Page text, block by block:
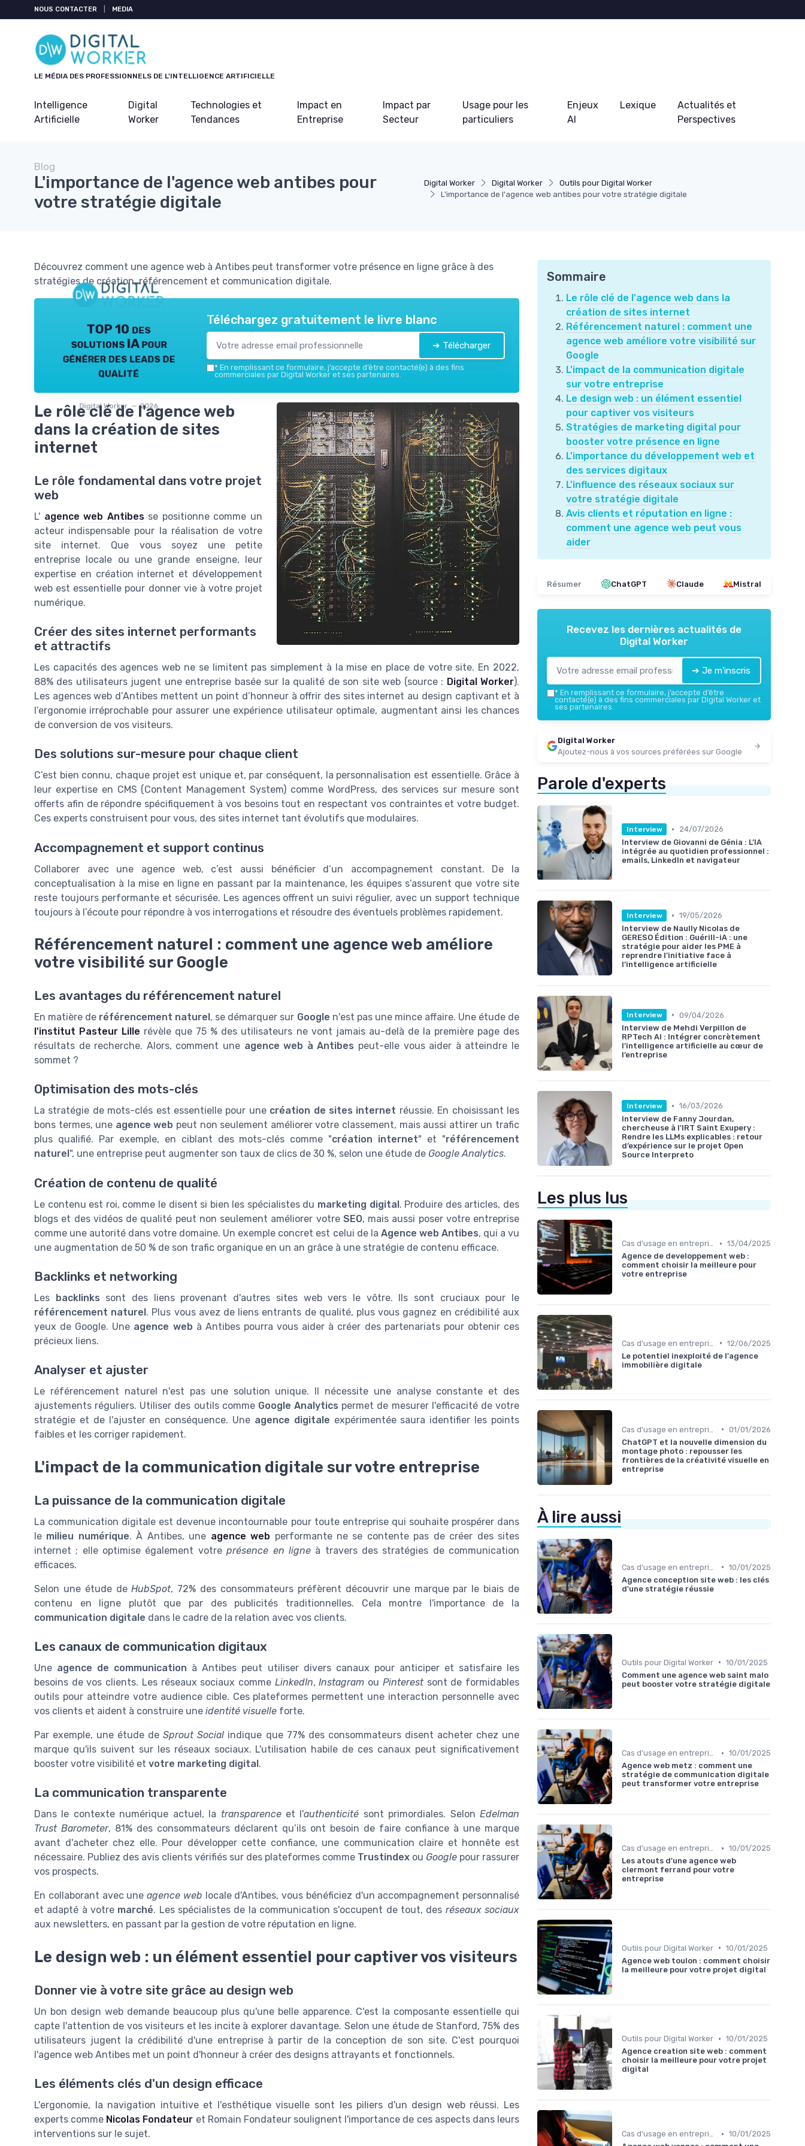
NOUS CONTACTER MEDIA
LE MÉDIA DES PROFESSIONNELS DE L'INTELLIGENCE ARTIFICIELLE
Intelligence
Artificielle
Digital
Worker
Technologies et
Tendances
Impact en
Entreprise
Impact par
Secteur
Usage pour les
particuliers
Enjeux
AI
Lexique
Actualités et
Perspectives
Digital Worker Digital Worker
Outils pour Digital Worker
L'importance de l'agence web antibes pour votre stratégie digitale
Blog
L'importance de l'agence web antibes pour
votre stratégie digitale
Découvrez comment une agence web à Antibes peut transformer votre présence en ligne grâce à des
stratégies de création, référencement et communication digitale.
TOP 10 des
solutions IA pour
générer des leads de
qualité
Digital Worker — 2026
Téléchargez gratuitement le livre blanc
➔ Télécharger
* En remplissant ce formulaire, j’accepte d’être contacté(e) à des fins
commerciales par Digital Worker et ses partenaires.
Le rôle clé de l'agence web
dans la création de sites
internet
Le rôle fondamental dans votre projet
web
L' agence web Antibesse positionne comme un
acteur indispensable pour la réalisation de votre
site internet. Que vous soyez une petite
entreprise locale ou une grande enseigne, leur
expertise en création internet et développement
web est essentielle pour donner vie à votre projet
numérique.
Créer des sites internet performants
et attractifs
Les capacités des agences web ne se limitent pas simplement à la mise en place de votre site. En 2022,
88% des utilisateurs jugent une entreprise basée sur la qualité de son site web (source : Digital Worker).
Les agences web d’Antibes mettent un point d’honneur à offrir des sites internet au design captivant et à
l’ergonomie irréprochable pour assurer une expérience utilisateur optimale, augmentant ainsi les chances
de conversion de vos visiteurs.
Des solutions sur-mesure pour chaque client
C’est bien connu, chaque projet est unique et, par conséquent, la personnalisation est essentielle. Grâce à
leur expertise en CMS (Content Management System) comme WordPress, des services sur mesure sont
offerts afin de répondre spécifiquement à vos besoins tout en respectant vos contraintes et votre budget.
Ces experts construisent pour vous, des sites internet tant évolutifs que modulaires.
Accompagnement et support continus
Collaborer avec une agence web, c’est aussi bénéficier d’un accompagnement constant. De la
conceptualisation à la mise en ligne en passant par la maintenance, les équipes s’assurent que votre site
reste toujours performante et sécurisée. Les agences offrent un suivi régulier, avec un support technique
toujours à l’écoute pour répondre à vos interrogations et résoudre des éventuels problèmes rapidement.
Référencement naturel : comment une agence web améliore
votre visibilité sur Google
Les avantages du référencement naturel
En matière de référencement naturel, se démarquer sur Google n'est pas une mince affaire. Une étude de
l'institut Pasteur Lille révèle que 75 % des utilisateurs ne vont jamais au-delà de la première page des
résultats de recherche. Alors, comment une agence web à Antibes peut-elle vous aider à atteindre le
sommet ?
Optimisation des mots-clés
La stratégie de mots-clés est essentielle pour une création de sites internet réussie. En choisissant les
bons termes, une agence web peut non seulement améliorer votre classement, mais aussi attirer un trafic
plus qualifié. Par exemple, en ciblant des mots-clés comme "création internet" et "référencement
naturel ", une entreprise peut augmenter son taux de clics de 30 %, selon une étude de Google Analytics.
Création de contenu de qualité
Le contenu est roi, comme le disent si bien les spécialistes du marketing digital. Produire des articles, des
blogs et des vidéos de qualité peut non seulement améliorer votre SEO, mais aussi poser votre entreprise
comme une autorité dans votre domaine. Un exemple concret est celui de la Agence web Antibes, qui a vu
une augmentation de 50 % de son trafic organique en un an grâce à une stratégie de contenu efficace.
Backlinks et networking
Les backlinks sont des liens provenant d'autres sites web vers le vôtre. Ils sont cruciaux pour le
référencement naturel. Plus vous avez de liens entrants de qualité, plus vous gagnez en crédibilité aux
yeux de Google. Une agence web à Antibes pourra vous aider à créer des partenariats pour obtenir ces
précieux liens.
Analyser et ajuster
Le référencement naturel n'est pas une solution unique. Il nécessite une analyse constante et des
ajustements réguliers. Utiliser des outils comme Google Analytics permet de mesurer l'efficacité de votre
stratégie et de l'ajuster en conséquence. Une agence digitale expérimentée saura identifier les points
faibles et les corriger rapidement.
L'impact de la communication digitale sur votre entreprise
La puissance de la communication digitale
La communication digitale est devenue incontournable pour toute entreprise qui souhaite prospérer dans
le milieu numérique. À Antibes, une agence web performante ne se contente pas de créer des sites
internet ; elle optimise également votreprésence en ligneà travers des stratégies de communication
efficaces.
Selon une étude deHubSpot, 72% des consommateurs préfèrent découvrir une marque par le biais de
contenu en ligne plutôt que par des publicités traditionnelles. Cela montre l'importance de la
communication digitale dans le cadre de la relation avec vos clients.
Les canaux de communication digitaux
Une agence de communication à Antibes peut utiliser divers canaux pour anticiper et satisfaire les
besoins de vos clients. Les réseaux sociaux comme LinkedIn,Instagram ou Pinterestsont de formidables
outils pour atteindre votre audience cible. Ces plateformes permettent une interaction personnelle avec
vos clients et aident à construire une identité visuelle forte.
Par exemple, une étude deSprout Social indique que 77% des consommateurs disent acheter chez une
marque qu'ils suivent sur les réseaux sociaux. L'utilisation habile de ces canaux peut significativement
booster votre visibilité et votre marketing digital.
La communication transparente
Dans le contexte numérique actuel, la transparenceet l'authenticité sont primordiales. SelonEdelman
Trust Barometer, 81% des consommateurs déclarent qu’ils ont besoin de faire confiance à une marque
avant d'acheter chez elle. Pour développer cette confiance, une communication claire et honnête est
nécessaire. Publiez des avis clients vérifiés sur des plateformes comme Trustindex ou Google pour rassurer
vos prospects.
En collaborant avec une agence web locale d'Antibes, vous bénéficiez d'un accompagnement personnalisé
et adapté à votre marché. Les spécialistes de la communication s'occupent de tout, des réseaux sociaux
aux newsletters, en passant par la gestion de votre réputation en ligne.
Le design web : un élément essentiel pour captiver vos visiteurs
Donner vie à votre site grâce au design web
Un bon design web demande beaucoup plus qu'une belle apparence. C'est la composante essentielle qui
capte l'attention de vos visiteurs et les incite à explorer davantage. Selon une étude de Stanford, 75% des
utilisateurs jugent la crédibilité d'une entreprise à partir de la conception de son site. C'est pourquoi
l'agence web Antibes met un point d'honneur à créer des designs attrayants et fonctionnels.
Les éléments clés d'un design efficace
L'ergonomie, la navigation intuitive et l'esthétique visuelle sont les piliers d'un design web réussi. Les
experts comme Nicolas Fondateur et Romain Fondateur soulignent l'importance de ces aspects dans leurs
interventions sur le sujet.
Sommaire
Le rôle clé de l'agence web dans la
création de sites internet
Référencement naturel : comment une
agence web améliore votre visibilité sur
Google
L'impact de la communication digitale
sur votre entreprise
Le design web : un élément essentiel
pour captiver vos visiteurs
Stratégies de marketing digital pour
booster votre présence en ligne
L'importance du développement web et
des services digitaux
L'influence des réseaux sociaux sur
votre stratégie digitale
Avis clients et réputation en ligne :
comment une agence web peut vous
aider
Résumer ChatGPT Claude Mistral
Recevez les dernières actualités de
Digital Worker
➔ Je m'inscris
* En remplissant ce formulaire, j’accepte d’être
contacté(e) à des fins commerciales par Digital Worker et
ses partenaires.
Digital Worker
Ajoutez-nous à vos sources préférées sur Google
Parole d'experts
Interview •
24/07/2026
Interview de Giovanni de Génia : L’IA
intégrée au quotidien professionnel :
emails, LinkedIn et navigateur
Interview • 19/05/2026
Interview de Naully Nicolas de
GERESO Édition : Guérill-iA : une
stratégie pour aider les PME à
reprendre l’initiative face à
l’intelligence artificielle
Interview • 09/04/2026
Interview de Mehdi Verpillon de
RPTech AI : Intégrer concrètement
l’intelligence artificielle au cœur de
l’entreprise
Interview • 16/03/2026
Interview de Fanny Jourdan,
chercheuse à l'IRT Saint Exupery :
Rendre les LLMs explicables : retour
d’expérience sur le projet Open
Source Interpreto
Les plus lus
Cas d'usage en entreprise • 13/04/2025
Agence de developpement web :
comment choisir la meilleure pour
votre entreprise
• 12/06/2025
Le potentiel inexploité de l'agence
immobilière digitale
• 01/01/2026
ChatGPT et la nouvelle dimension du
montage photo : repousser les
frontières de la créativité visuelle en
entreprise
À lire aussi
• 10/01/2025
Agence conception site web : les clés
d'une stratégie réussie
Outils pour Digital Worker • 10/01/2025
Comment une agence web saint malo
peut booster votre stratégie digitale
Cas d'usage en entreprise • 10/01/2025
Agence web metz : comment une
stratégie de communication digitale
peut transformer votre entreprise
Cas d'usage en entreprise • 10/01/2025
Les atouts d'une agence web
clermont ferrand pour votre
entreprise
Outils pour Digital Worker • 10/01/2025
Agence web toulon : comment choisir
la meilleure pour votre projet digital
Outils pour Digital Worker • 10/01/2025
Agence creation site web : comment
choisir la meilleure pour votre projet
digital
Cas d'usage en entreprise • 10/01/2025
Panneau de gestion des cookies